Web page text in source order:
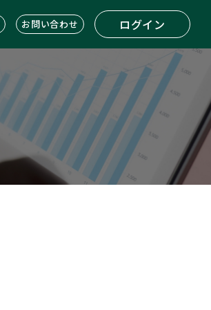
お問い合わせ ログイン